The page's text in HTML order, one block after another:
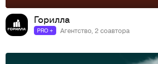
Горилла
PRO + Агентство, 2 соавтора